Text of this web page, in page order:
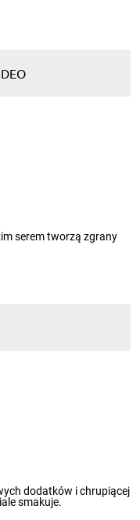
serem tworzą zgrany
dodatków i chrupiącej
smakuje.